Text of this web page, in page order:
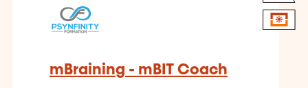
mBraining - mBIT Coach